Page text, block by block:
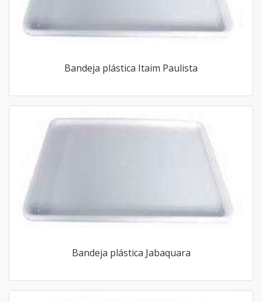
Bandeja plástica Itaim Paulista
Bandeja plástica Jabaquara